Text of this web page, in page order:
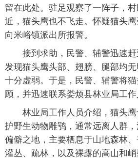
留在此处。驻足观察了一阵子，
近，猫头鹰也不飞走。怀疑猫头
向米峪镇派出所报警。
接到求助，民警、辅警迅速赶
发现猫头鹰头部、翅膀、腿部均
十分虚弱。于是，民警、辅警将
顾，并迅速联系娄烦县林业局工作
林业局工作人员介绍，猫头鹰
护野生动物雕鸮，通常远离人群
偏僻之地，主要栖息于山地森林
灌丛、疏林，以及裸露的高山和峭